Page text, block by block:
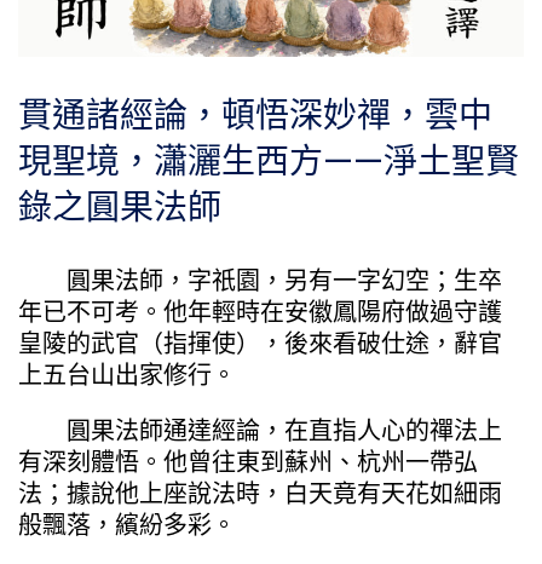
貫通諸經論，頓悟深妙禪，雲中
現聖境，瀟灑生西方——淨土聖賢
錄之圓果法師
圓果法師，字祇園，另有一字幻空；生卒
年已不可考。他年輕時在安徽鳳陽府做過守護
皇陵的武官（指揮使），後來看破仕途，辭官
上五台山出家修行。
圓果法師通達經論，在直指人心的禪法上
有深刻體悟。他曾往東到蘇州、杭州一帶弘
法；據說他上座說法時，白天竟有天花如細雨
般飄落，繽紛多彩。